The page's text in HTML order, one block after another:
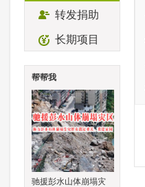
转发捐助
长期项目
帮帮我
驰援彭水山体崩塌灾